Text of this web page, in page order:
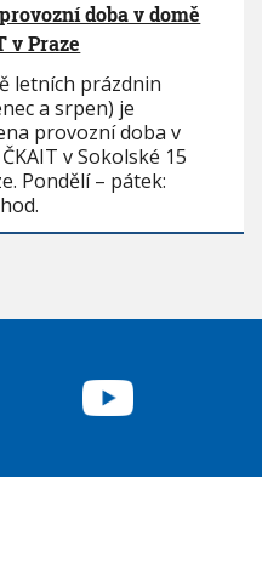
doba v domě
v Praze
letních prázdnin
a srpen) je
provozní doba v
v Sokolské 15
Pondělí – pátek: